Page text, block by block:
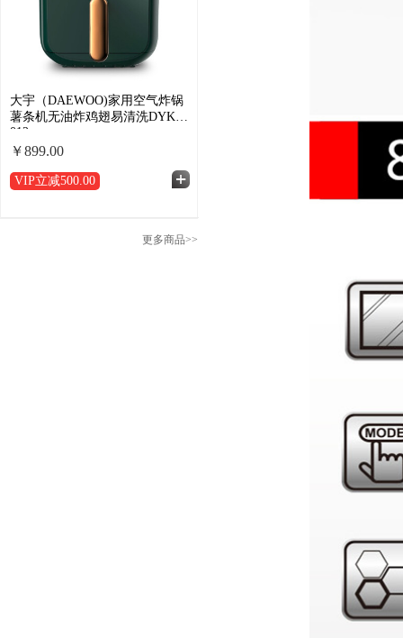
大宇（DAEWOO)家用空气炸锅
薯条机无油炸鸡翅易清洗DYKZ-
012
￥899.00
VIP立减500.00
更多商品>>